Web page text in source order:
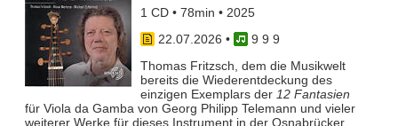
1 CD • 78min • 2025
22.07.2026 •
9 9 9
Thomas Fritzsch, dem die Musikwelt
bereits die Wiederentdeckung des
einzigen Exemplars der 12 Fantasien
für Viola da Gamba von Georg Philipp Telemann und vieler
weiterer Werke für dieses Instrument in der Osnabrücker